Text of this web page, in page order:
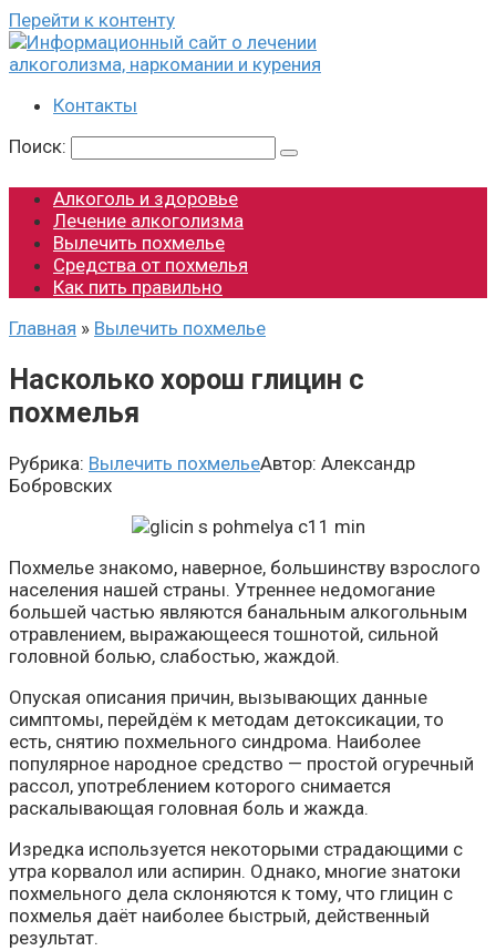
Перейти к контенту
Контакты
Поиск:
Алкоголь и здоровье
Лечение алкоголизма
Вылечить похмелье
Средства от похмелья
Как пить правильно
Главная » Вылечить похмелье
Насколько хорош глицин с
похмелья
Рубрика: Вылечить похмельеАвтор: Александр
Бобровских
Похмелье знакомо, наверное, большинству взрослого
населения нашей страны. Утреннее недомогание
большей частью являются банальным алкогольным
отравлением, выражающееся тошнотой, сильной
головной болью, слабостью, жаждой.
Опуская описания причин, вызывающих данные
симптомы, перейдём к методам детоксикации, то
есть, снятию похмельного синдрома. Наиболее
популярное народное средство — простой огуречный
рассол, употреблением которого снимается
раскалывающая головная боль и жажда.
Изредка используется некоторыми страдающими с
утра корвалол или аспирин. Однако, многие знатоки
похмельного дела склоняются к тому, что глицин с
похмелья даёт наиболее быстрый, действенный
результат.